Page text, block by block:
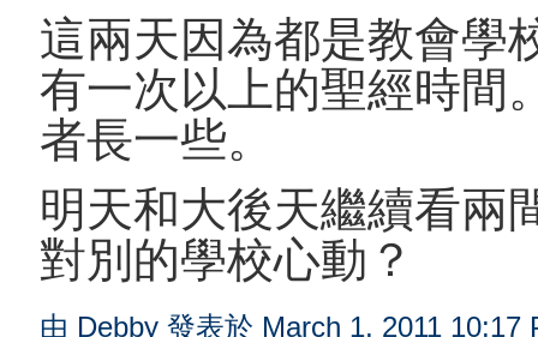
這兩天因為都是教會學
有一次以上的聖經時間
者長一些。
明天和大後天繼續看兩
對別的學校心動？
由 Debby 發表於 March 1, 2011 10:17